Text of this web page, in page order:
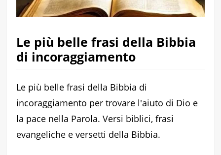
Le più belle frasi della Bibbia
di incoraggiamento
Le più belle frasi della Bibbia di
incoraggiamento per trovare l'aiuto di Dio e
la pace nella Parola. Versi biblici, frasi
evangeliche e versetti della Bibbia.